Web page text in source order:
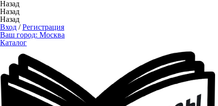
Назад
Назад
Назад
Вход /Регистрация
Ваш город: Москва
Каталог